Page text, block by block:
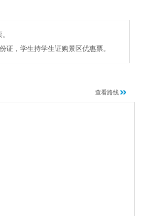
，学生持学生证购景区优惠票。
查看路线